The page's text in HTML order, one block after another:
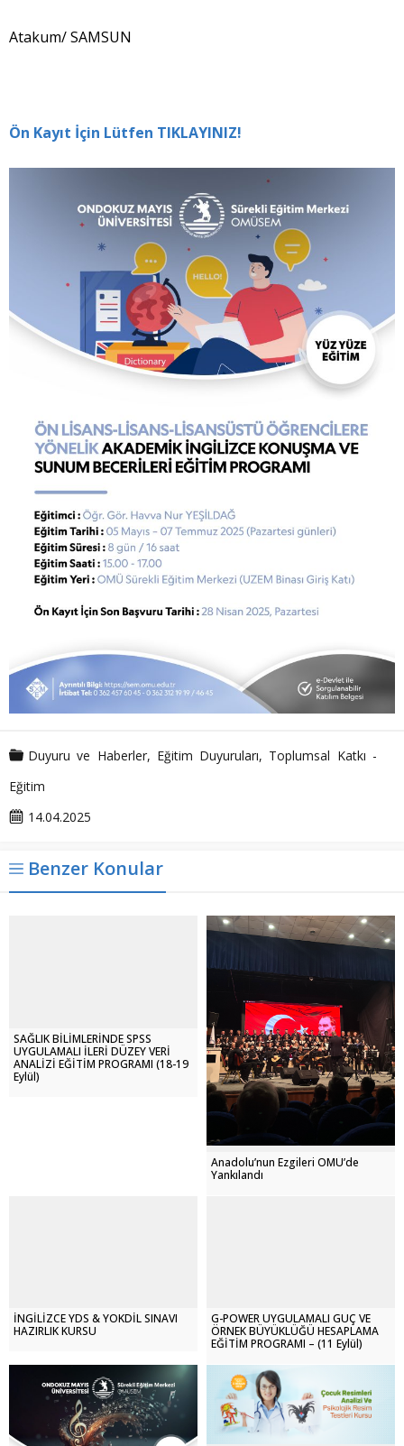
Atakum/ SAMSUN
Ön Kayıt İçin Lütfen TIKLAYINIZ!
Duyuru ve Haberler, Eğitim Duyuruları, Toplumsal Katkı -
Eğitim
14.04.2025
Benzer Konular
SAĞLIK BİLİMLERİNDE SPSS
UYGULAMALI İLERİ DÜZEY VERİ
ANALİZİ EĞİTİM PROGRAMI (18-19
Eylül)
Anadolu’nun Ezgileri OMÜ’de
Yankılandı
İNGİLİZCE YDS & YÖKDİL SINAVI
HAZIRLIK KURSU
G-POWER UYGULAMALI GÜÇ VE
ÖRNEK BÜYÜKLÜĞÜ HESAPLAMA
EĞİTİM PROGRAMI – (11 Eylül)